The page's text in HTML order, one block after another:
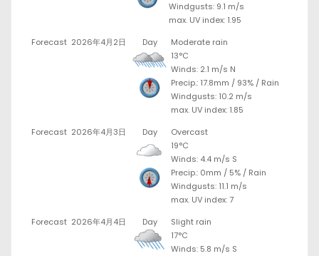
Windgusts: 9.1 m/s
max. UV index: 1.95
Forecast 2026年4月2日 Day
Moderate rain
13°C
Winds: 2.1 m/s N
Precip.: 17.8mm / 93% / Rain
Windgusts: 10.2 m/s
max. UV index: 1.85
Forecast 2026年4月3日 Day
Overcast
19°C
Winds: 4.4 m/s S
Precip.: 0mm / 5% / Rain
Windgusts: 11.1 m/s
max. UV index: 7
Forecast 2026年4月4日 Day
Slight rain
17°C
Winds: 5.8 m/s S